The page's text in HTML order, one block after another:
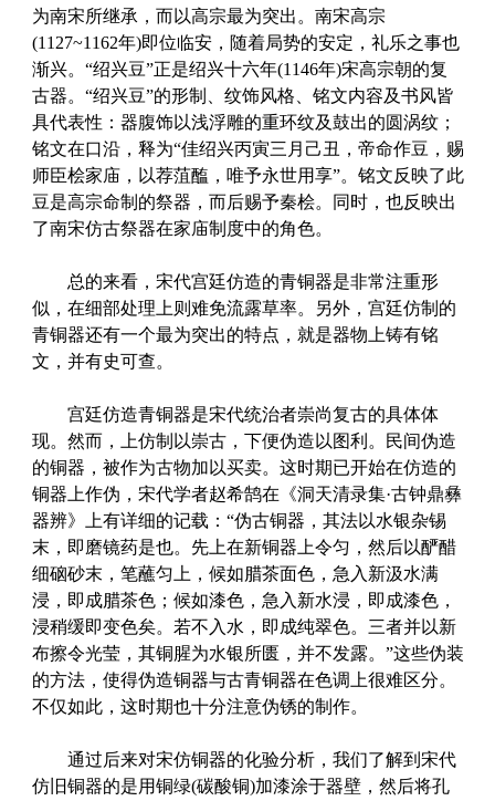
为南宋所继承，而以高宗最为突出。南宋高宗
(1127~1162年)即位临安，随着局势的安定，礼乐之事也
渐兴。“绍兴豆”正是绍兴十六年(1146年)宋高宗朝的复
古器。“绍兴豆”的形制、纹饰风格、铭文内容及书风皆
具代表性：器腹饰以浅浮雕的重环纹及鼓出的圆涡纹；
铭文在口沿，释为“佳绍兴丙寅三月己丑，帝命作豆，赐
师臣桧家庙，以荐菹醢，唯予永世用享”。铭文反映了此
豆是高宗命制的祭器，而后赐予秦桧。同时，也反映出
了南宋仿古祭器在家庙制度中的角色。
总的来看，宋代宫廷仿造的青铜器是非常注重形
似，在细部处理上则难免流露草率。另外，宫廷仿制的
青铜器还有一个最为突出的特点，就是器物上铸有铭
文，并有史可查。
宫廷仿造青铜器是宋代统治者崇尚复古的具体体
现。然而，上仿制以崇古，下便伪造以图利。民间伪造
的铜器，被作为古物加以买卖。这时期已开始在仿造的
铜器上作伪，宋代学者赵希鹄在《洞天清录集·古钟鼎彝
器辨》上有详细的记载：“伪古铜器，其法以水银杂锡
末，即磨镜药是也。先上在新铜器上令匀，然后以酽醋
细硇砂末，笔蘸匀上，候如腊茶面色，急入新汲水满
浸，即成腊茶色；候如漆色，急入新水浸，即成漆色，
浸稍缓即变色矣。若不入水，即成纯翠色。三者并以新
布擦令光莹，其铜腥为水银所匮，并不发露。”这些伪装
的方法，使得伪造铜器与古青铜器在色调上很难区分。
不仅如此，这时期也十分注意伪锈的制作。
通过后来对宋仿铜器的化验分析，我们了解到宋代
仿旧铜器的是用铜绿(碳酸铜)加漆涂于器壁，然后将孔